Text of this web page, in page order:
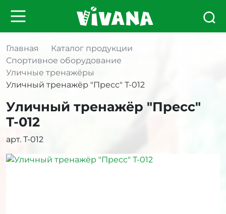
Главная
Каталог продукции
Спортивное оборудование
Уличные тренажёры
Уличный тренажёр "Пресс" Т-012
Уличный тренажёр "Пресс"
Т-012
арт. Т-012